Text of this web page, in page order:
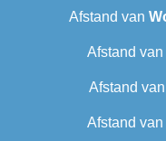
Afstand van
Afstand van
Afstand van
Afstand van